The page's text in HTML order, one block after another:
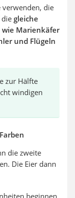
verwenden, die
gleiche
wie Marienkäfer
und Flügeln
zur Hälfte
windigen
die zweite
Die Eier dann
beginnen